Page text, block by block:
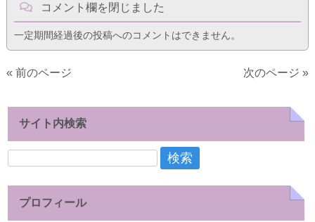
コメント欄を閉じました
一定期間経過後の投稿へのコメントはできません。
« 前のページ 次のページ »
サイト内検索
検
プロフィール